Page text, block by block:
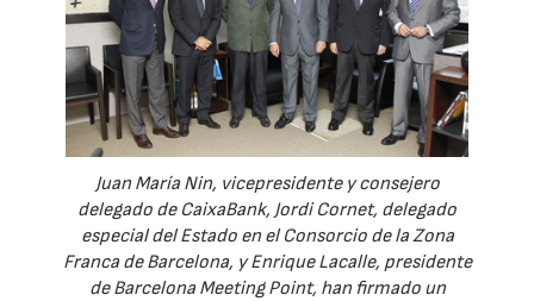
Juan María Nin, vicepresidente y consejero
delegado de CaixaBank, Jordi Cornet, delegado
especial del Estado en el Consorcio de la Zona
Franca de Barcelona, y Enrique Lacalle, presidente
de Barcelona Meeting Point, han firmado un